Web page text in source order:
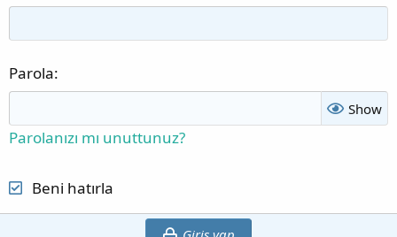
Parola
Show
Parolanızı mı unuttunuz?
Beni hatırla